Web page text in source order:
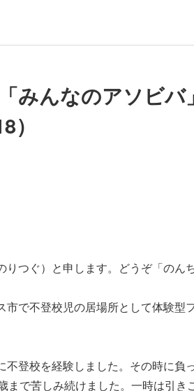
みんなのアソビバ
）
りつぐ）と申します。どうぞ「のん
市で不登校児の居場所として体験型
不登校を経験しました。その時に負
まで苦しみ続けました。一時は引